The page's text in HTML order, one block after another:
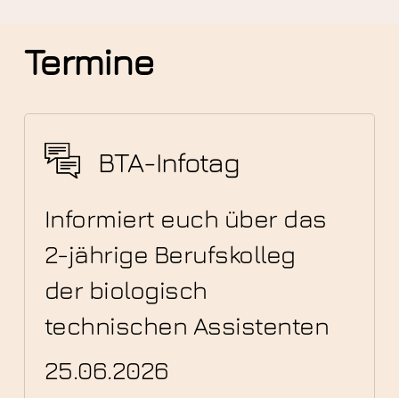
Termine
BTA-Infotag
Informiert euch über das
2-jährige Berufskolleg
der biologisch
technischen Assistenten
25.06.2026